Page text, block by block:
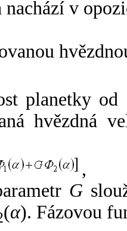
nachází v
planetky od
hvězdná
,
G
(α). Fázovou